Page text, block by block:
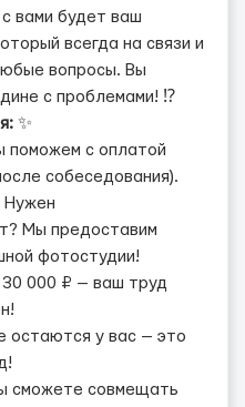
вами будет ваш
всегда на связи и
вопросы. Вы
с проблемами! ⁉️
✨
поможем с оплатой
собеседования).
Нужен
Мы предоставим
фотостудии!
000 ₽ — ваш труд
остаются у вас — это
сможете совмещать